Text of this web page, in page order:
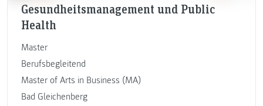
Gesundheitsmanagement und Public
Health
Master
Berufsbegleitend
Master of Arts in Business (MA)
Bad Gleichenberg